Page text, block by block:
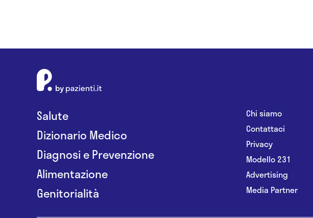
Salute
Dizionario Medico
Diagnosi e Prevenzione
Alimentazione
Genitorialità
Chi siamo
Contattaci
Privacy
Modello 231
Advertising
Media Partner